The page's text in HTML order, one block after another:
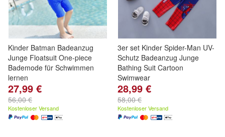
Kinder Batman Badeanzug
Junge Floatsuit One-piece
Bademode für Schwimmen
lernen
27,99 €
56,00 €
Kostenloser Versand
3er set Kinder Spider-Man UV-
Schutz Badeanzug Junge
Bathing Suit Cartoon
Swimwear
28,99 €
58,00 €
Kostenloser Versand